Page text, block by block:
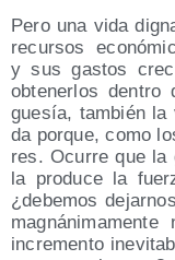
Pero una vida
recur­sos
y sus gas­tos
obte­ner­los
gue­sía, tam­bién
da por­que, como
res. Ocu­rre que la
la pro­du­ce la
¿debe­mos
incre­men­to